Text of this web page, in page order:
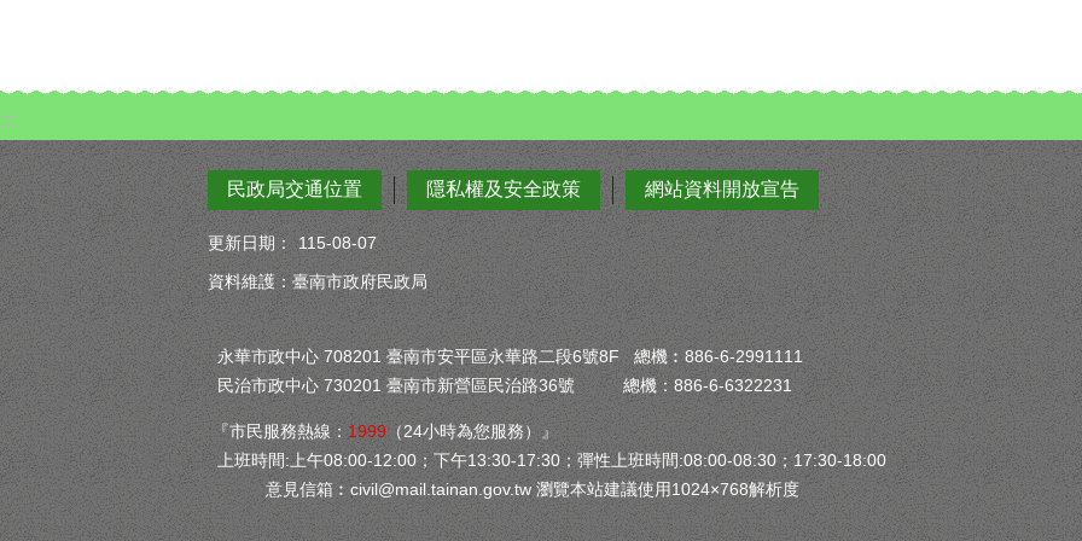
:::
民政局交通位置 隱私權及安全政策 網站資料開放宣告
更新日期：
115-08-07
資料維護：臺南市政府民政局
永華市政中心 708201 臺南市安平區永華路二段6號8F 總機︰886-6-2991111
民治市政中心 730201 臺南市新營區民治路36號 總機：886-6-6322231
『市民服務熱線： 1999 （24小時為您服務）』
上班時間:上午08:00-12:00；下午13:30-17:30；彈性上班時間:08:00-08:30；17:30-18:00
意見信箱︰ civil@mail.tainan.gov.tw 瀏覽本站建議使用1024×768解析度